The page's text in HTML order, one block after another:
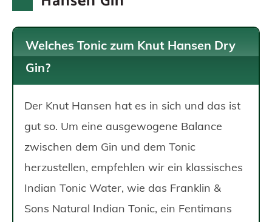
Welches Tonic zum Knut Hansen Dry
Gin?
Der Knut Hansen hat es in sich und das ist
gut so. Um eine ausgewogene Balance
zwischen dem Gin und dem Tonic
herzustellen, empfehlen wir ein klassisches
Indian Tonic Water, wie das Franklin &
Sons Natural Indian Tonic, ein Fentimans